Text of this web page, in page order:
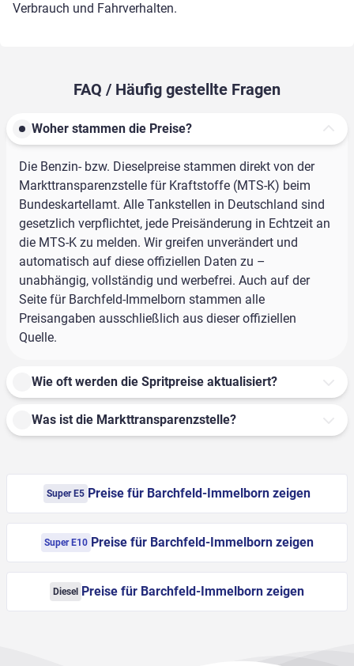
Verbrauch und Fahrverhalten.
FAQ / Häufig gestellte Fragen
Woher stammen die Preise?
Die Benzin- bzw. Dieselpreise stammen direkt von der
Markttransparenzstelle für Kraftstoffe (MTS-K) beim
Bundeskartellamt. Alle Tankstellen in Deutschland sind
gesetzlich verpflichtet, jede Preisänderung in Echtzeit an
die MTS-K zu melden. Wir greifen unverändert und
automatisch auf diese offiziellen Daten zu –
unabhängig, vollständig und werbefrei. Auch auf der
Seite für Barchfeld-Immelborn stammen alle
Preisangaben ausschließlich aus dieser offiziellen
Quelle.
Wie oft werden die Spritpreise aktualisiert?
Was ist die Markttransparenzstelle?
Super E5 Preise für Barchfeld-Immelborn zeigen
Super E10 Preise für Barchfeld-Immelborn zeigen
Diesel Preise für Barchfeld-Immelborn zeigen